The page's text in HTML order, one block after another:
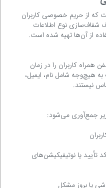
که از حریم خصوصی کاربران
شفاف‌سازی نوع اطلاعات
از آن‌ها تهیه شده است.
همراه کاربران را در زمان
هیچ‌وجه شامل نام، ایمیل،
نیستند.
زیر جمع‌آوری می‌شود:
تأیید یا نوتیفیکیشن‌های
یا بروز مشکل